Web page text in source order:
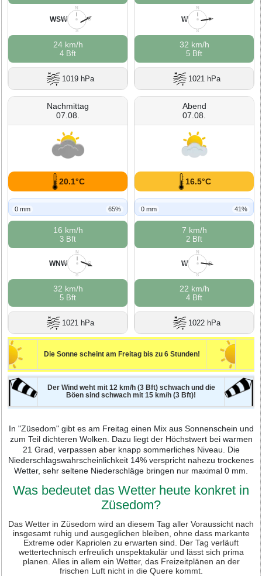
N
O
S
W
WSW
24 km/h
4 Bft
1019 hPa
N
O
S
W
W
32 km/h
5 Bft
1021 hPa
Nachmittag
07.08.
20.1°C
0 mm 65%
16 km/h
3 Bft
N
O
S
W
WNW
32 km/h
5 Bft
1021 hPa
Abend
07.08.
16.5°C
0 mm 41%
7 km/h
2 Bft
N
O
S
W
W
22 km/h
4 Bft
1022 hPa
Die Sonne scheint am Freitag bis zu 6 Stunden!
Der Wind weht mit 12 km/h (3 Bft) schwach und die
Böen sind schwach mit 15 km/h (3 Bft)!
In "Züsedom" gibt es am Freitag einen Mix aus Sonnenschein und
zum Teil dichteren Wolken. Dazu liegt der Höchstwert bei warmen
21 Grad, verpassen aber knapp sommerliches Niveau. Die
Niederschlagswahrscheinlichkeit 14% verspricht nahezu trockenes
Wetter, sehr seltene Niederschläge bringen nur maximal 0 mm.
Was bedeutet das Wetter heute konkret in
Züsedom?
Das Wetter in Züsedom wird an diesem Tag aller Voraussicht nach
insgesamt ruhig und ausgeglichen bleiben, ohne dass markante
Extreme oder Kapriolen zu erwarten sind. Der Tag verläuft
wettertechnisch erfreulich unspektakulär und lässt sich prima
planen. Alles in allem ein Wetter, das Freizeitplänen an der
frischen Luft nicht in die Quere kommt.